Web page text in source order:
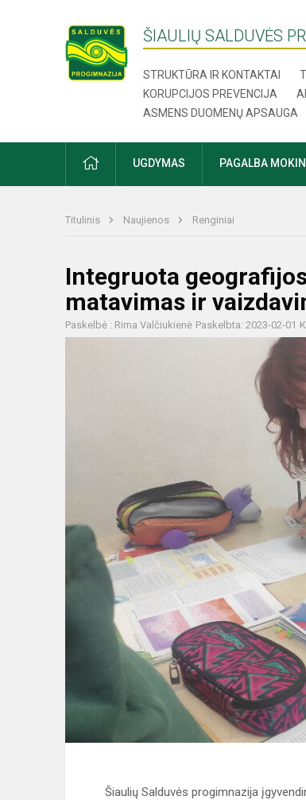
ŠIAULIŲ SALDUVĖS
STRUKTŪRA IR KONTAKTAI
KORUPCIJOS PREVENCIJA
ASMENS DUOMENŲ APSAUGA
UGDYMAS PAGALBA
Titulinis Naujienos Renginiai
Integruota
matavimas ir
Paskelbė : Rima Valčiukienė Paskelbta: 2023-02-01
Šiaulių Salduvės progimnazija